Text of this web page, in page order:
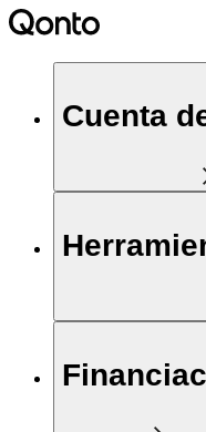
Cuenta